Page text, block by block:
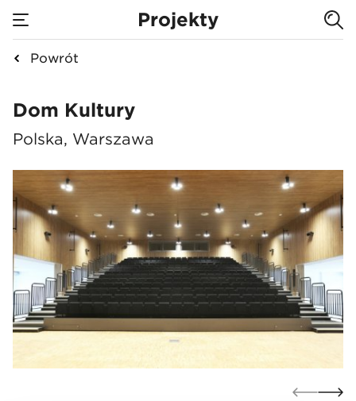
Projekty
Powrót
Dom Kultury
Dom Kultury
Polska, Warszawa